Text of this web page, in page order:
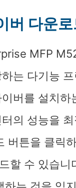
버 다운
MFP
는 다기능
버를 설치
의 성능을
버튼을 클릭
할 수 있습